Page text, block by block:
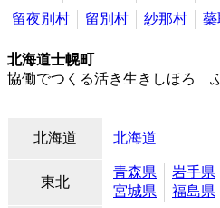
留夜別村
留別村 紗那村 蘂
北海道士幌町
協働でつくる活き生きしほろ
北海道 北海道
東北
青森県 岩手県
宮城県
福島県